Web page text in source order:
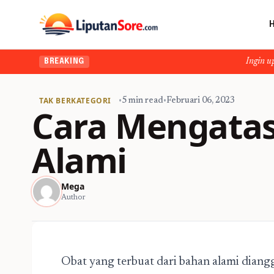
BREAKING Ingin upgrade skill
TAK BERKATEGORI •5 min read•Februari 06, 2023
Cara
Alami
Mega
Author
Obat yang terbuat dari bahan alami